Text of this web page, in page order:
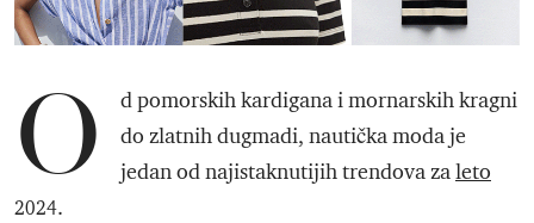
O
d pomorskih kardigana i mornarskih kragni
do zlatnih dugmadi, nautička moda je
jedan od najistaknutijih trendova zaleto
2024.